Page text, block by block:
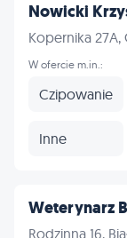
Nowicki
Kopernika 27A,
W ofercie m.in.:
Czipowanie
Inne
Weterynarz
Rodzinna 16,